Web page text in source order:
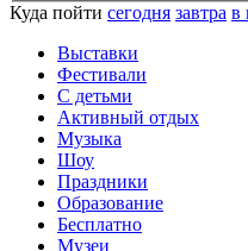
Куда пойти сегодня завтра в
Выставки
Фестивали
С детьми
Активный отдых
Музыка
Шоу
Праздники
Образование
Бесплатно
Музеи